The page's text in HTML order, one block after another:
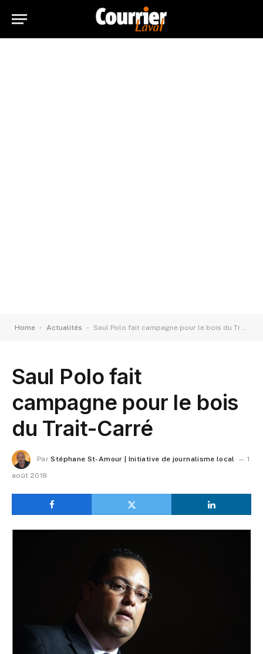
Home - Actualités - Saul Polo fait campagne pour le bois du Trait-Carré
Saul Polo fait
campagne pour le bois
du Trait-Carré
Par Stéphane St-Amour | Initiative de journalisme local
1
août 2018